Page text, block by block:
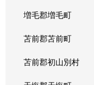
増毛郡増毛町
苫前郡苫前町
苫前郡初山別村